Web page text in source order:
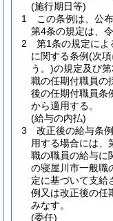
(施行期日等)
1
この条例は、公
第4条の規定は、
2
第1条の規定によ
に関する条例(次
う。)の規定及び
職の任期付職員の
後の任期付職員条
から適用する。
(給与の内払)
3
改正後の給与条
用する場合には、
職の職員の給与に
の寝屋川市一般職
定に基づいて支給
例又は改正後の任
みなす。
(委任)